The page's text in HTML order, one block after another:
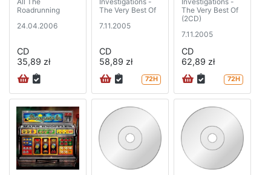
Roadrunning
24.04.2006
CD
35,89 zł
The Very Best Of
7.11.2005
CD
58,89 zł
72H
The Very Best Of
(2CD)
7.11.2005
CD
62,89 zł
72H